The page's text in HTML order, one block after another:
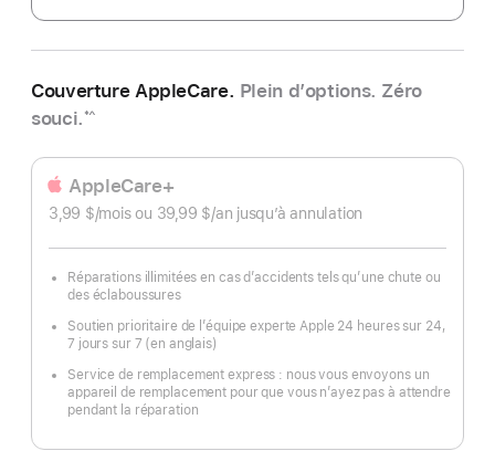
Couverture AppleCare. Plein d’options. Zéro
souci. *^
AppleCare+
3,99 $/moispar
ou 39,99 $/an par
jusqu’à annulation
Réparations illimitées en cas d’accidents tels qu’une chute ou
des éclaboussures
Soutien prioritaire de l’équipe experte Apple 24 heures sur 24,
7 jours sur 7 (en anglais)
Service de remplacement express : nous vous envoyons un
appareil de remplacement pour que vous n’ayez pas à attendre
pendant la réparation